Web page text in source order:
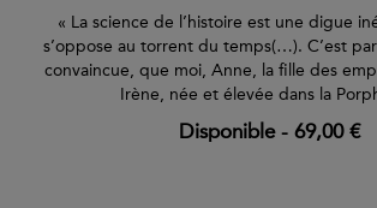
« La science de l’histoire est une digue
s’oppose au torrent du temps(…). C’est
convaincue, que moi, Anne, la fille des
Irène, née et élevée dans la
Disponible- 69,00 €